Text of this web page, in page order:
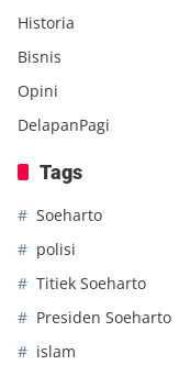
Historia
Bisnis
Opini
DelapanPagi
Tags
Soeharto
polisi
Titiek Soeharto
Presiden Soeharto
islam